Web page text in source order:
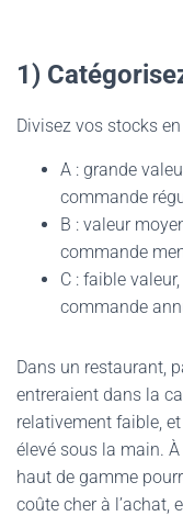
1)
Divisez vos stocks
A : grande
commande
B : valeur
commande
C : faible
commande
Dans un restaurant,
entreraient dans la
relativement faible,
élevé sous la main.
haut de gamme
coûte cher à l’achat,